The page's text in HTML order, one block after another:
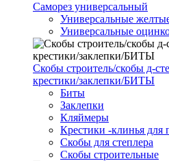
Саморез универсальный
Универсальные
Универсальные
Скобы строитель/скобы д-
крестики/заклепки/БИТЫ
Биты
Заклепки
Кляймеры
Крестики -клинья для
Скобы для степлера
Скобы строительные